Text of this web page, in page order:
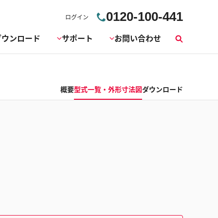
ログイン 0120-100-441
ンロード サポート お問い合わせ
索
概要型式一覧・外形寸法図ダウンロード